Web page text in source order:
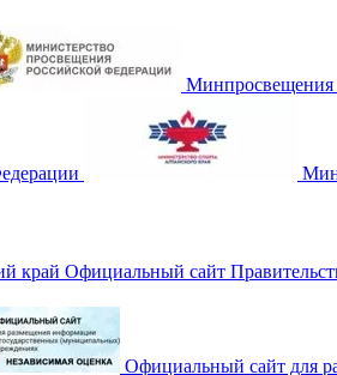
Минпросвещения
край Официальный сайт
Официальный сайт для